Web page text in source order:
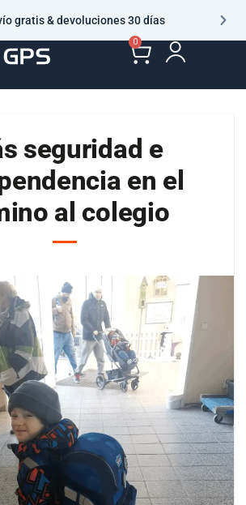
gratis & devoluciones 30 días
0
seguridad e
en el
al colegio